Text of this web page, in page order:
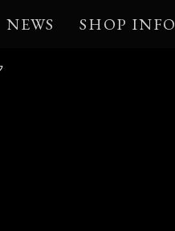
NEWS SHOP INFO